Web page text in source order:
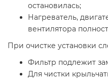
остановилась;
Нагреватель,
вентилятора
При очистке установки
Фильтр подлежит
Для чистки